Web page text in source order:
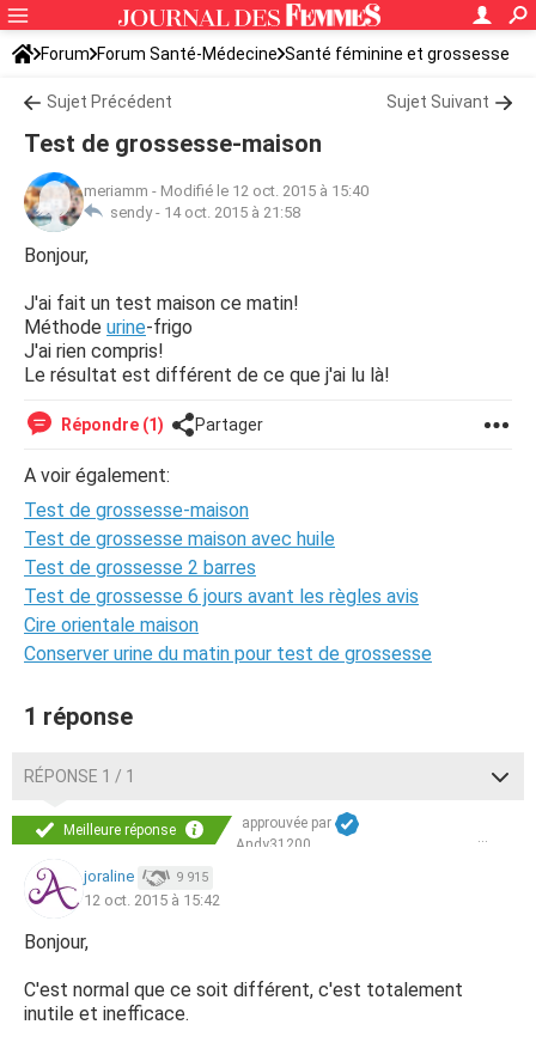
Forum Forum Santé-Médecine Santé féminine et grossesse
Sujet Précédent Sujet Suivant
Test de grossesse-maison
meriamm - Modifié le 12 oct. 2015 à 15:40
sendy - 14 oct. 2015 à 21:58
Bonjour,
J'ai fait un test maison ce matin!
Méthode urine-frigo
J'ai rien compris!
Le résultat est différent de ce que j'ai lu là!
Répondre (1) Partager
A voir également:
Test de grossesse-maison
Test de grossesse maison avec huile
Test de grossesse 2 barres
Test de grossesse 6 jours avant les règles avis
Cire orientale maison
Conserver urine du matin pour test de grossesse
1 réponse
RÉPONSE 1 / 1
Meilleure réponse
approuvée par
Andy31200
joraline 9 915
12 oct. 2015 à 15:42
Bonjour,
C'est normal que ce soit différent, c'est totalement
inutile et inefficace.